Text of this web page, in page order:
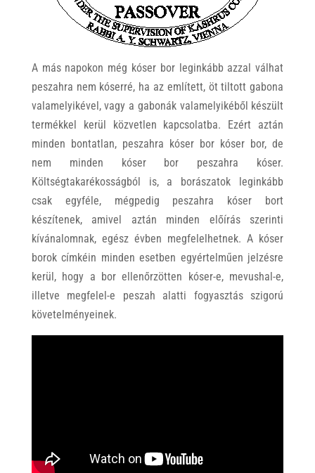
A más napokon még kóser bor leginkább azzal válhat
peszahra nem kóserré, ha az említett, öt tiltott gabona
valamelyikével, vagy a gabonák valamelyikéből készült
termékkel kerül közvetlen kapcsolatba. Ezért aztán
minden bontatlan, peszahra kóser bor kóser bor, de
nem minden kóser bor peszahra kóser.
Költségtakarékosságból is, a borászatok leginkább
csak egyféle, mégpedig peszahra kóser bort
készítenek, amivel aztán minden előírás szerinti
kívánalomnak, egész évben megfelelhetnek. A kóser
borok címkéin minden esetben egyértelműen jelzésre
kerül, hogy a bor ellenőrzötten kóser-e, mevushal-e,
illetve megfelel-e peszah alatti fogyasztás szigorú
követelményeinek.